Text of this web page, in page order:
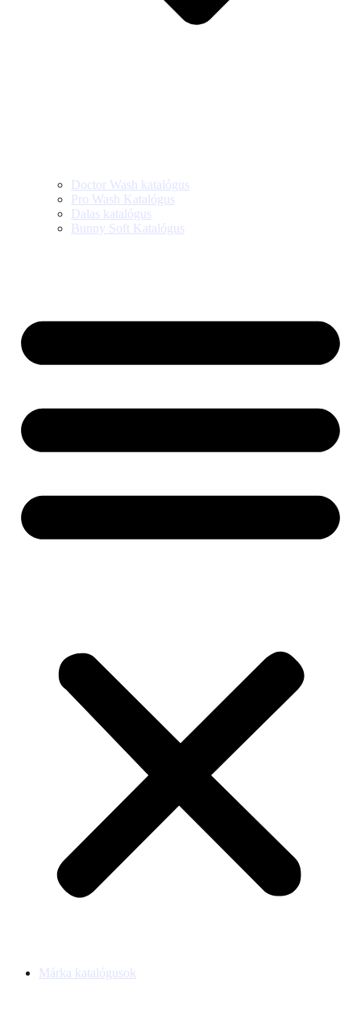
Doctor Wash katalógus
Pro Wash Katalógus
Dalas katalógus
Bunny Soft Katalógus
Márka katalógusok